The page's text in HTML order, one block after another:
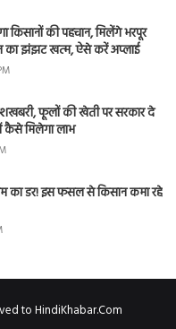
किसानों की पहचान, मिलेंगे भरपूर
का झंझट खत्म, ऐसे करें अप्लाई
फूलों की खेती पर सरकार दे
कैसे मिलेगा लाभ
का डर! इस फसल से किसान कमा रहे
to HindiKhabar.Com